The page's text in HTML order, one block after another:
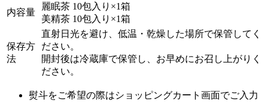
内容量
麗眠茶 10包入り×1箱
美精茶 10包入り×1箱
保存方
法
直射日光を避け、低温・乾燥した場所で保管してく
ださい。
開封後は冷蔵庫で保管し、お早めにお召し上がりく
ださい。
熨斗をご希望の際はショッピングカート画面でご入力